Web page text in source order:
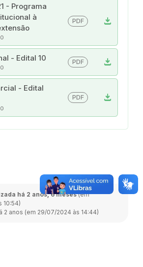
- Programa
à
download
PDF
- Edital 10 download
PDF
- Edital
download
PDF
há 2 anos, 6 meses(em
10:54)
2 anos (em 29/07/2024 às 14:44)